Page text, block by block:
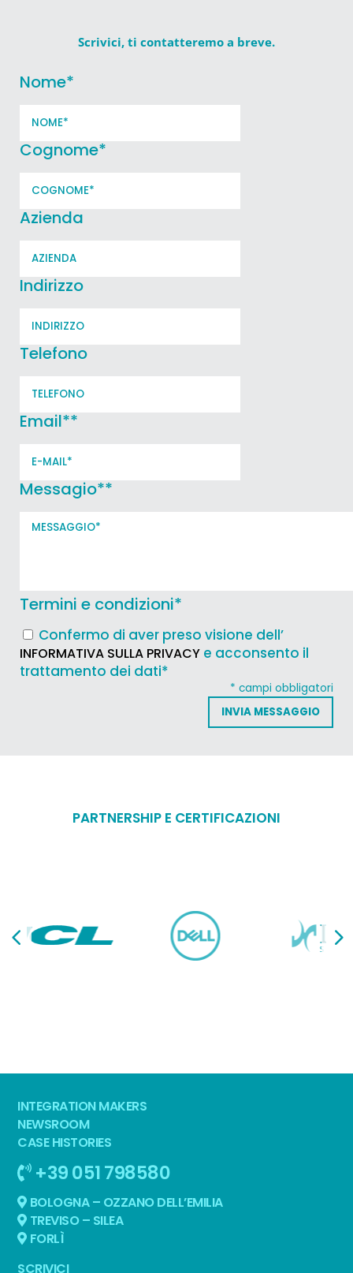
Scrivici, ti contatteremo a breve.
Nome*
Cognome*
Azienda
Indirizzo
Telefono
Email**
Messagio**
Termini e condizioni*
Confermo di aver preso visione dell’
INFORMATIVA SULLA PRIVACY e acconsento il
trattamento dei dati*
* campi obbligatori
PARTNERSHIP E CERTIFICAZIONI
INTEGRATION MAKERS
NEWSROOM
CASE HISTORIES
+39 051 798580
BOLOGNA – OZZANO DELL’EMILIA
TREVISO – SILEA
FORLÌ
SCRIVICI